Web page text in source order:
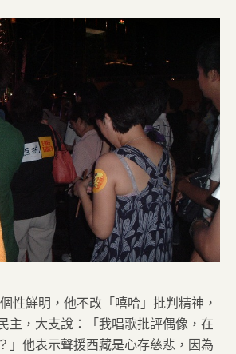
性鮮明，他不改「嘻哈」批判精神，
主，大支說：「我唱歌批評偶像，在
」他表示聲援西藏是心存慈悲，因為